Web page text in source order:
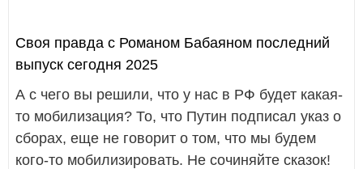
Своя правда с Романом Бабаяном последний
выпуск сегодня 2025
А с чего вы решили, что у нас в РФ будет какая-
то мобилизация? То, что Путин подписал указ о
сборах, еще не говорит о том, что мы будем
кого-то мобилизировать. Не сочиняйте сказок!